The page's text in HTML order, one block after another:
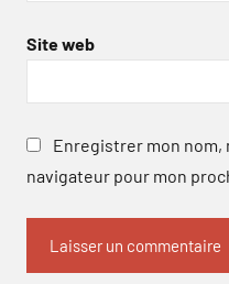
Site web
Enregistrer mon nom,
navigateur pour mon